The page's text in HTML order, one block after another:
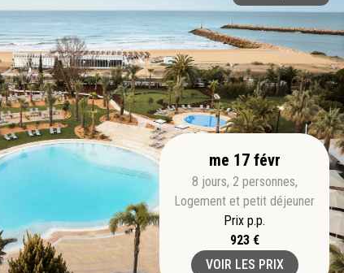
me 17 févr
8 jours, 2 personnes,
Logement et petit déjeuner
Prix p.p.
923 €
VOIR LES PRIX